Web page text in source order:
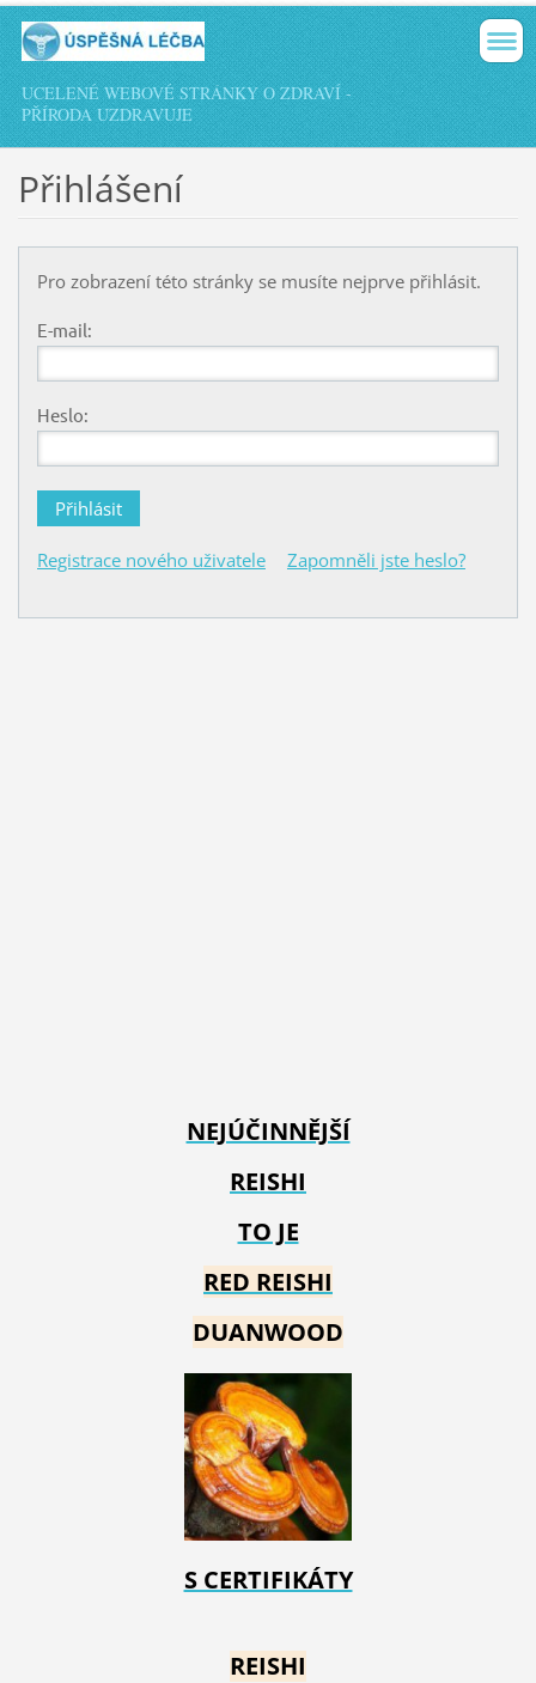
UCELENÉ WEBOVÉ STRÁNKY O ZDRAVÍ -
PŘÍRODA UZDRAVUJE
Přihlášení
Pro zobrazení této stránky se musíte nejprve přihlásit.
E-mail:
Heslo:
Registrace nového uživatele Zapomněli jste heslo?
NEJÚČINNĚJŠÍ
REISHI
TO JE
RED REISHI
DUANWOOD
S CERTIFIKÁTY
REISHI